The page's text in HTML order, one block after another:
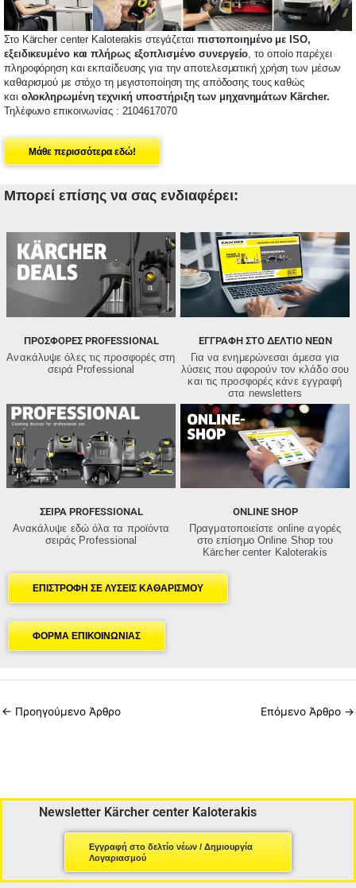
Στο Kärcher center Kaloterakis στεγάζεται πιστοποιημένο με ISO,
εξειδικευμένο και πλήρως εξοπλισμένο συνεργείο , το οποίο παρέχει
πληροφόρηση και εκπαίδευσης για την αποτελεσματική χρήση των μέσων
καθαρισμού με στόχο τη μεγιστοποίηση της απόδοσης τους καθώς
και ολοκληρωμένη τεχνική υποστήριξη των μηχανημάτων Kärcher.
Τηλέφωνο επικοινωνίας : 2104617070
Μάθε περισσότερα εδώ!
Μπορεί επίσης να σας ενδιαφέρει:
ΠΡΟΣΦΟΡΈΣ PROFESSIONAL
Ανακάλυψε όλες τις προσφορές στη
σειρά Professional
ΕΓΓΡΑΦΗ ΣΤΟ ΔΕΛΤΙΟ ΝΕΩΝ
Για να ενημερώνεσαι άμεσα για
λύσεις που αφορούν τον κλάδο σου
και τις προσφορές κάνε εγγραφή
στα newsletters
ΣΕΙΡΑ PROFESSIONAL
Ανακάλυψε εδώ όλα τα προϊόντα
σειράς Professional
ONLINE SHOP
Πραγματοποιείστε online αγορές
στο επίσημο Online Shop του
Kärcher center Kaloterakis
ΕΠΙΣΤΡΟΦΗ ΣΕ ΛΥΣΕΙΣ ΚΑΘΑΡΙΣΜΟΥ
ΦΟΡΜΑ ΕΠΙΚΟΙΝΩΝΙΑΣ
← Προηγούμενο Άρθρο Επόμενο Άρθρο →
Newsletter Kärcher center Kaloterakis
Εγγραφή στο δελτίο νέων / Δημιουργία
Λογαριασμού